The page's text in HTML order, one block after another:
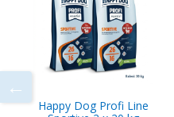
Happy Dog Profi Line